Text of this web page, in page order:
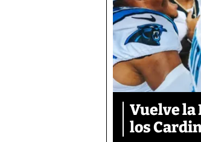
Vuelve la
los